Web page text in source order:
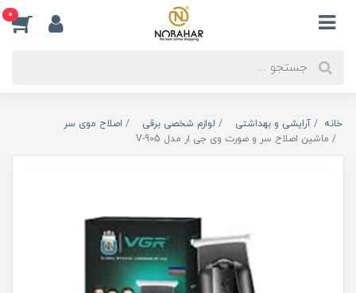
0
خانه آرایشی و بهداشتی لوازم شخصی برقی
اصلاح موی سر
ماشین اصلاح سر و صورت وی جی ار مدل V-905